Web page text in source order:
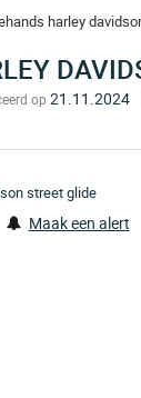
harley
op 21.11.2024
Maak een alert